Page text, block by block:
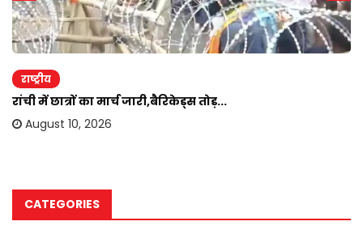
राष्ट्रीय
रांची में छात्रों का मार्च जारी,बैरिकेड्स तोड़...
August 10, 2026
CATEGORIES